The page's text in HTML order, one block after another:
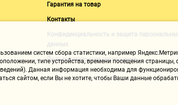
Гарантия на товар
Контакты
Конфиденциальность и защита
данных
Пользовательское соглашение
систем сбора статистики, например
типе устройства, времени посещения страницы,
Данная информация необходима для
сайтом, если Вы не хотите, чтобы Ваши данные